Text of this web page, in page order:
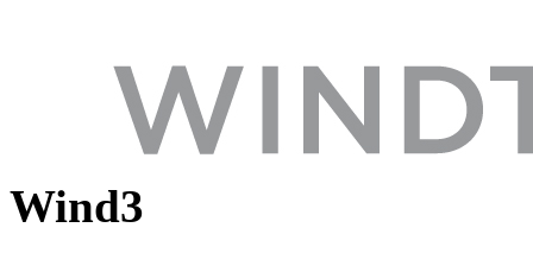
Wind3